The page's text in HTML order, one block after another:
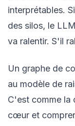
interprétables.
des silos, le
va ralentir. S'il
Un graphe de
au modèle de
C'est comme la
cœur et